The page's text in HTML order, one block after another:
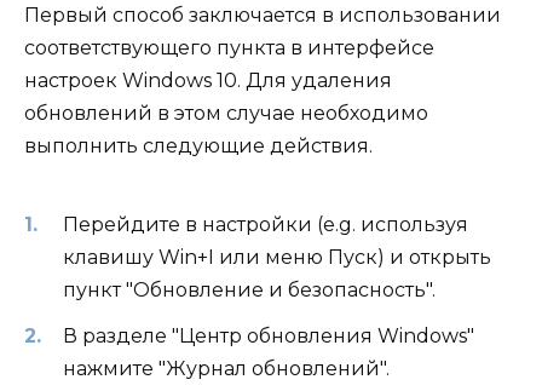
Первый способ заключается в использовании
соответствующего пункта в интерфейсе
настроек Windows 10. Для удаления
обновлений в этом случае необходимо
выполнить следующие действия.
Перейдите в настройки (e.g. используя
клавишу Win+I или меню Пуск) и открыть
пункт "Обновление и безопасность".
В разделе "Центр обновления Windows"
нажмите "Журнал обновлений".